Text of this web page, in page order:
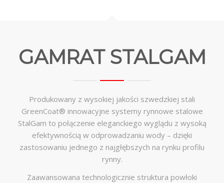
GAMRAT STALGAM
Produkowany z wysokiej jakości szwedzkiej stali
GreenCoat® innowacyjne systemy rynnowe stalowe
StalGam to połączenie eleganckiego wyglądu z wysoką
efektywnością w odprowadzaniu wody – dzięki
zastosowaniu jednego z najgłębszych na rynku profilu
rynny.
Zaawansowana technologicznie struktura powłoki